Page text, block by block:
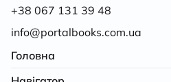
+38 067 131 39 48
info@portalbooks.com.ua
Головна